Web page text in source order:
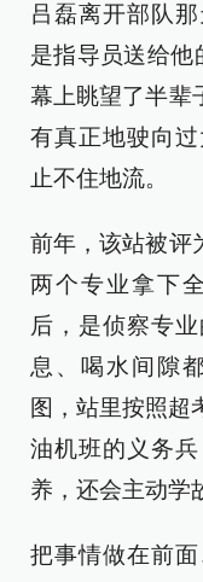
吕磊离开部队
是指导员送给他
幕上眺望了半辈
有真正地驶向
止不住地流。
前年，该站被评
两个专业拿下
后，是侦察专
息、喝水间隙
图，站里按照超
油机班的义务
养，还会主动学
把事情做在前